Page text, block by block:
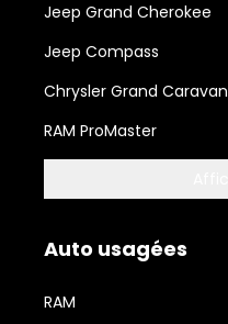
Jeep Grand Cherokee
Jeep Compass
Chrysler Grand Caravan
RAM ProMaster
Auto usagées
RAM